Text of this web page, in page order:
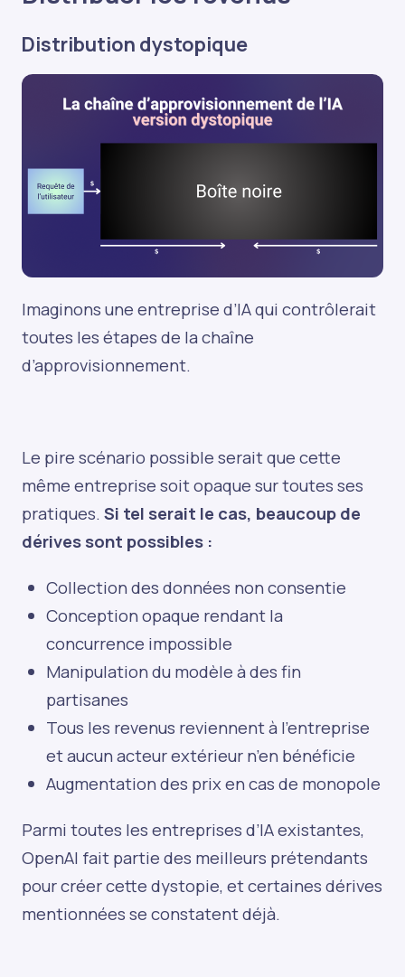
Distribution dystopique
Imaginons une entreprise d’IA qui contrôlerait
toutes les étapes de la chaîne
d’approvisionnement.
Le pire scénario possible serait que cette
même entreprise soit opaque sur toutes ses
pratiques. Si tel serait le cas, beaucoup de
dérives sont possibles :
Collection des données non consentie
Conception opaque rendant la
concurrence impossible
Manipulation du modèle à des fin
partisanes
Tous les revenus reviennent à l’entreprise
et aucun acteur extérieur n’en bénéficie
Augmentation des prix en cas de monopole
Parmi toutes les entreprises d’IA existantes,
OpenAI fait partie des meilleurs prétendants
pour créer cette dystopie, et certaines dérives
mentionnées se constatent déjà.